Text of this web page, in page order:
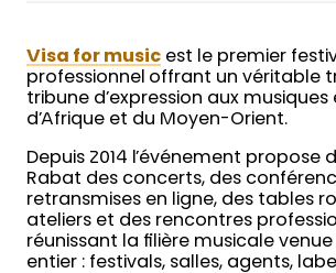
Visa for music est le premier
professionnel offrant un véritable
tribune d’expression aux
d’Afrique et du Moyen-Orient.
Depuis 2014 l’événement propose
Rabat des concerts, des
retransmises en ligne, des tables
ateliers et des rencontres
réunissant la filière musicale
entier : festivals, salles, agents,